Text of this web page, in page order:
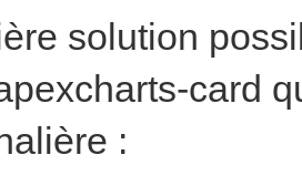
solution
card
: